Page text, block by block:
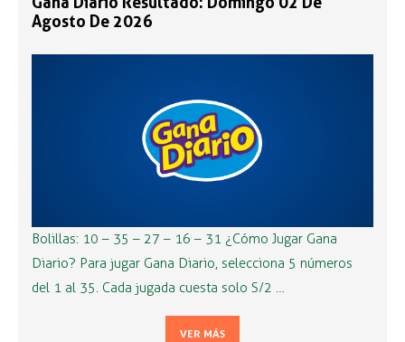
Agosto De 2026
Bolillas: 10 – 35 – 27 – 16 – 31 ¿Cómo Jugar Gana
Diario? Para jugar Gana Diario, selecciona 5 números
del 1 al 35. Cada jugada cuesta solo S/2 …
VER MÁS